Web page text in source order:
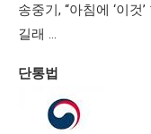
송중기, “아침에 ‘이
길래 …
단통법